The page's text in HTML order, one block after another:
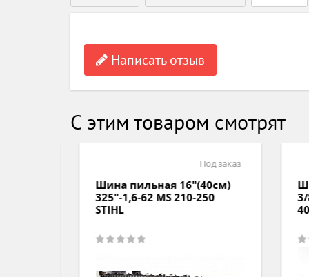
Написать отзыв
С этим товаром смотрят
Под заказ
Шина пильная 16"(40см)
325"-1,6-62 MS 210-250
STIHL
3/